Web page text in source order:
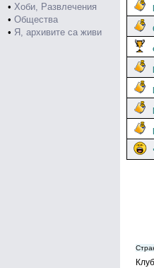
• Хоби, Развлечения
• Общества
• Я, архивите са живи